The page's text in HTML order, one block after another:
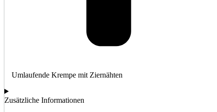
Umlaufende Krempe mit Ziernähten
Zusätzliche Informationen